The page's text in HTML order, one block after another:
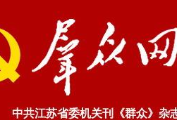
中共江苏省委机关刊《群众》杂